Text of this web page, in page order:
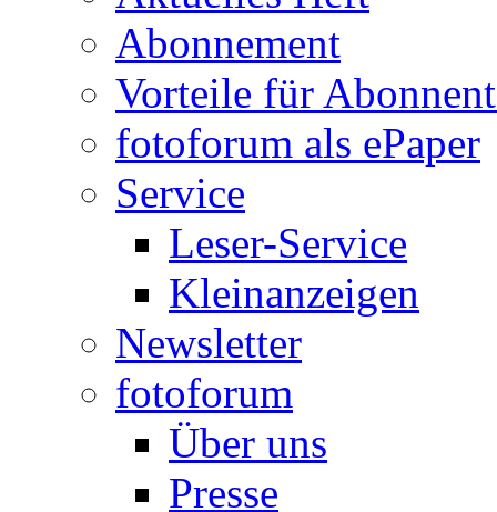
Abonnement
Vorteile für
fotoforum als ePaper
Service
Leser-Service
Kleinanzeigen
Newsletter
fotoforum
Über uns
Presse